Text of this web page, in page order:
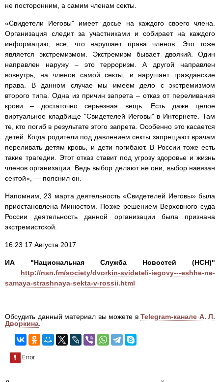
не посторонним, а самим членам секты.
«Свидетели Иеговы" имеет досье на каждого своего члена.
Организация следит за участниками и собирает на каждого
информацию, все, что нарушает права членов. Это тоже
является экстремизмом. Экстремизм бывает двоякий. Один
направлен наружу – это терроризм. А другой направлен
вовнутрь, на членов самой секты, и нарушает гражданские
права. В данном случае мы имеем дело с экстремизмом
второго типа. Одна из причин запрета – отказ от переливания
крови – достаточно серьезная вещь. Есть даже целое
виртуальное кладбище "Свидетелей Иеговы" в Интернете. Там
те, кто погиб в результате этого запрета. Особенно это касается
детей. Когда родители под давлением секты запрещают врачам
переливать детям кровь, и дети погибают. В России тоже есть
такие трагедии. Этот отказ ставит под угрозу здоровье и жизнь
членов организации. Ведь выбор делают не они, выбор навязан
сектой», — пояснил он.
Напомним, 23 марта деятельность «Свидетелей Иеговы» была
приостановлена Минюстом. Позже решением Верховного суда
России деятельность данной организации была признана
экстремистской.
16:23 17 Августа 2017
ИА "Национальная Служба Новостей (НСН)"
http://nsn.fm/society/dvorkin-svideteli-iegovy---eshhe-ne-
samaya-strashnaya-sekta-v-rossii.html
Обсудить данный материал вы можете в Telegram-канале А. Л.
Дворкина